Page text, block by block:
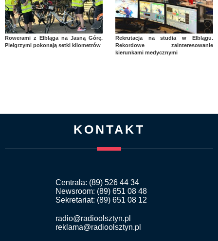
Rowerami z Elbląga na Jasną Górę.
Pielgrzymi pokonają setki kilometrów
Rekrutacja na studia w Elblągu.
Rekordowe zainteresowanie
kierunkami medycznymi
KONTAKT
Centrala: (89) 526 44 34
Newsroom: (89) 651 08 48
Sekretariat: (89) 651 08 12
radio@radioolsztyn.pl
reklama@radioolsztyn.pl